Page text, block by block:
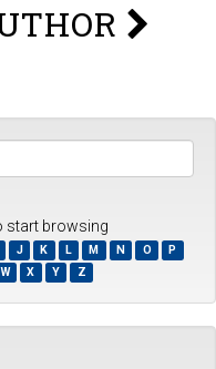
start browsing
J K L M N O
P
W X Y Z